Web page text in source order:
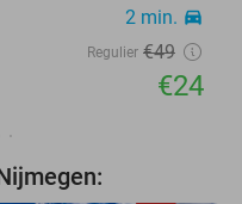
2 min. directions_car
Regulier €49
€24